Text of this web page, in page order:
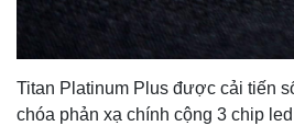
Titan Platinum Plus được cải tiến
chóa phản xạ chính cộng 3 chip